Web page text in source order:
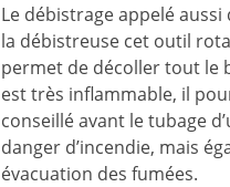
Le débistrage appelé
la débistreuse cet outil
permet de décoller tout le
est très inflammable, il
conseillé avant le tubage
danger d’incendie, mais
évacuation des fumées.